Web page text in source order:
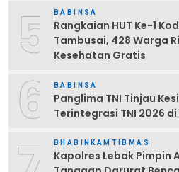
5 BABINSA
Rangkaian HUT Ke-1
Tambusai, 428 Warga
Kesehatan Gratis
6 BABINSA
Panglima TNI Tinjau
Terintegrasi TNI 2026
BHABINKAMTIBMAS
Kapolres Lebak Pimpin